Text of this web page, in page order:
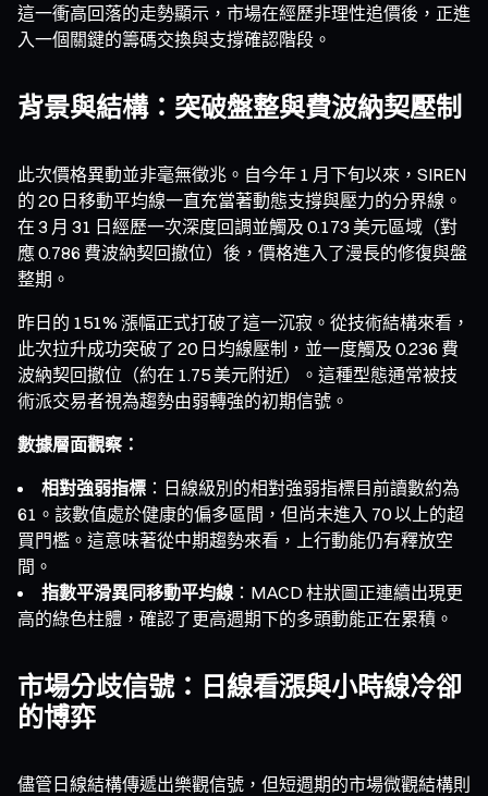
這一衝高回落的走勢顯示，市場在經歷非理性追價後，正進
入一個關鍵的籌碼交換與支撐確認階段。
背景與結構：突破盤整與費波納契壓制
此次價格異動並非毫無徵兆。自今年 1 月下旬以來，SIREN
的 20 日移動平均線一直充當著動態支撐與壓力的分界線。
在 3 月 31 日經歷一次深度回調並觸及 0.173 美元區域（對
應 0.786 費波納契回撤位）後，價格進入了漫長的修復與盤
整期。
昨日的 151% 漲幅正式打破了這一沉寂。從技術結構來看，
此次拉升成功突破了 20 日均線壓制，並一度觸及 0.236 費
波納契回撤位（約在 1.75 美元附近）。這種型態通常被技
術派交易者視為趨勢由弱轉強的初期信號。
數據層面觀察：
相對強弱指標 ：日線級別的相對強弱指標目前讀數約為
61。該數值處於健康的偏多區間，但尚未進入 70 以上的超
買門檻。這意味著從中期趨勢來看，上行動能仍有釋放空
間。
指數平滑異同移動平均線 ：MACD 柱狀圖正連續出現更
高的綠色柱體，確認了更高週期下的多頭動能正在累積。
市場分歧信號：日線看漲與小時線冷卻
的博弈
儘管日線結構傳遞出樂觀信號，但短週期的市場微觀結構則